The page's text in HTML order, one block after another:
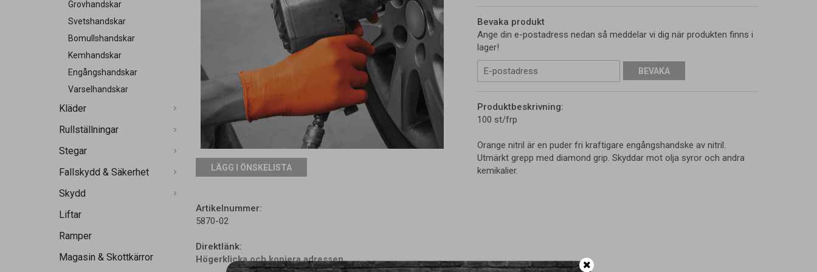
Grovhandskar
Svetshandskar
Bomullshandskar
Kemhandskar
Engångshandskar
Varselhandskar
Kläder
Rullställningar
Stegar
Fallskydd & Säkerhet
Skydd
Liftar
Ramper
Magasin & Skottkärror
Bevaka produkt
Ange din e-postadress nedan så meddelar vi dig när produkten finns i
lager!
BEVAKA
Produktbeskrivning:
100 st/frp
Orange nitril är en puder fri kraftigare engångshandske av nitril.
Utmärkt grepp med diamond grip. Skyddar mot olja syror och andra
kemikalier.
LÄGG I ÖNSKELISTA
Artikelnummer:
5870-02
Direktlänk:
Högerklicka och kopiera adressen